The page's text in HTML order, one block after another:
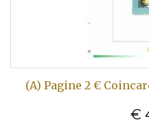
(A) Pagine 2 €
€